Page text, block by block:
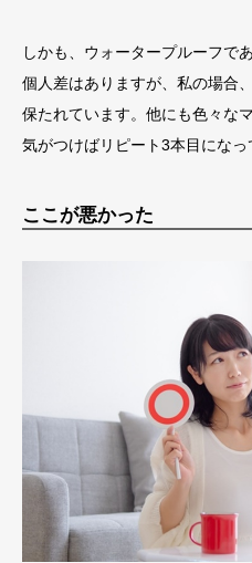
しかも、ウォータープルーフで
個人差はありますが、私の場合、
保たれています。他にも色々な
気がつけばリピート3本目になっ
ここが悪かった